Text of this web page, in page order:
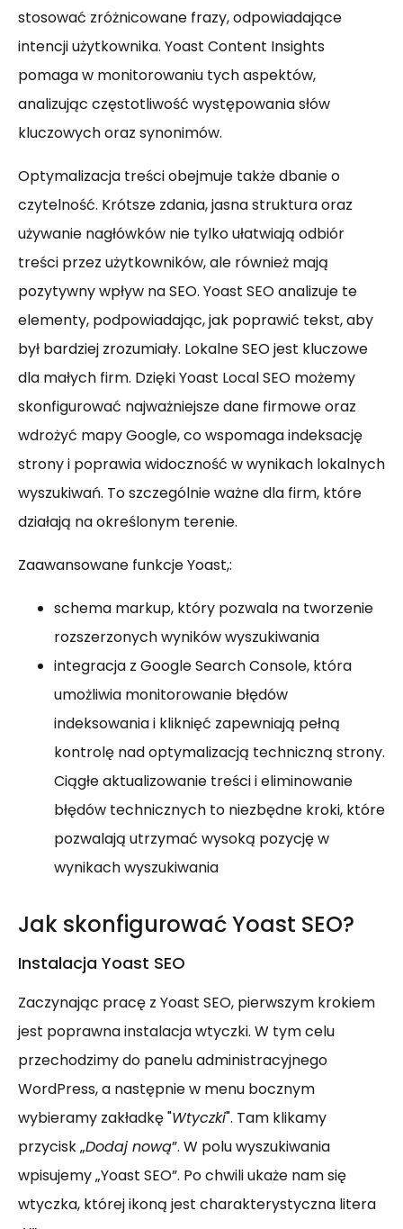
stosować zróżnicowane frazy, odpowiadające
intencji użytkownika. Yoast Content Insights
pomaga w monitorowaniu tych aspektów,
analizując częstotliwość występowania słów
kluczowych oraz synonimów.
Optymalizacja treści obejmuje także dbanie o
czytelność. Krótsze zdania, jasna struktura oraz
używanie nagłówków nie tylko ułatwiają odbiór
treści przez użytkowników, ale również mają
pozytywny wpływ na SEO. Yoast SEO analizuje te
elementy, podpowiadając, jak poprawić tekst, aby
był bardziej zrozumiały. Lokalne SEO jest kluczowe
dla małych firm. Dzięki Yoast Local SEO możemy
skonfigurować najważniejsze dane firmowe oraz
wdrożyć mapy Google, co wspomaga indeksację
strony i poprawia widoczność w wynikach lokalnych
wyszukiwań. To szczególnie ważne dla firm, które
działają na określonym terenie.
Zaawansowane funkcje Yoast,:
schema markup, który pozwala na tworzenie
rozszerzonych wyników wyszukiwania
integracja z Google Search Console, która
umożliwia monitorowanie błędów
indeksowania i kliknięć zapewniają pełną
kontrolę nad optymalizacją techniczną strony.
Ciągłe aktualizowanie treści i eliminowanie
błędów technicznych to niezbędne kroki, które
pozwalają utrzymać wysoką pozycję w
wynikach wyszukiwania
Jak skonfigurować Yoast SEO?
Instalacja Yoast SEO
Zaczynając pracę z Yoast SEO, pierwszym krokiem
jest poprawna instalacja wtyczki. W tym celu
przechodzimy do panelu administracyjnego
WordPress, a następnie w menu bocznym
wybieramy zakładkę "Wtyczki". Tam klikamy
przycisk „Dodaj nową”. W polu wyszukiwania
wpisujemy „Yoast SEO”. Po chwili ukaże nam się
wtyczka, której ikoną jest charakterystyczna litera